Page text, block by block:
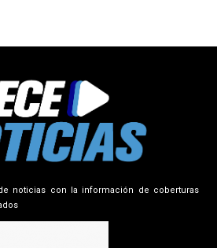
noticias con la información de coberturas